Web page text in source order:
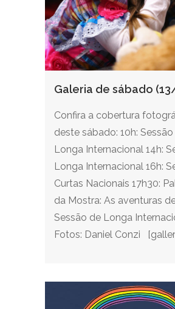
Galeria de sábado
Confira a cobertura
deste sábado: 10h:
Longa Internacional 14h:
Longa Internacional 16h:
Curtas Nacionais 17h30:
da Mostra: As aventuras
Sessão de Longa
Fotos: Daniel Conzi